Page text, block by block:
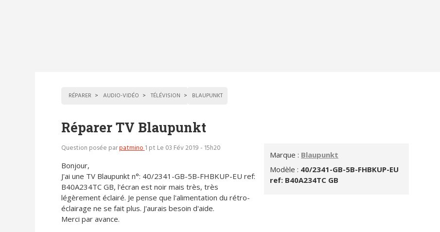
RÉPARER AUDIO-VIDÉO TÉLÉVISION BLAUPUNKT
Réparer TV Blaupunkt
Marque : Blaupunkt
Modèle : 40/2341-GB-5B-FHBKUP-EU
ref: B40A234TC GB
Question posée parpatmino1 pt Le 03 Fév 2019 - 15h20
Bonjour,
J'ai une TV Blaupunkt n°: 40/2341-GB-5B-FHBKUP-EU ref:
B40A234TC GB, l'écran est noir mais très, très
légèrement éclairé. Je pense que l'alimentation du rétro-
éclairage ne se fait plus. J'aurais besoin d'aide.
Merci par avance.